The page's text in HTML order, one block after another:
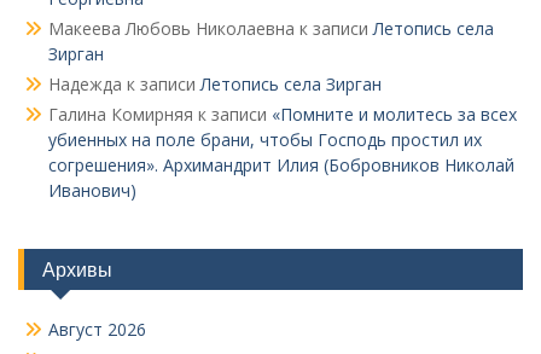
Макеева Любовь Николаевна к записиЛетопись села
Зирган
Надежда к записиЛетопись села Зирган
Галина Комирняя к записи «Помните и молитесь за всех
убиенных на поле брани, чтобы Господь простил их
согрешения». Архимандрит Илия (Бобровников Николай
Иванович)
Архивы
Август 2026